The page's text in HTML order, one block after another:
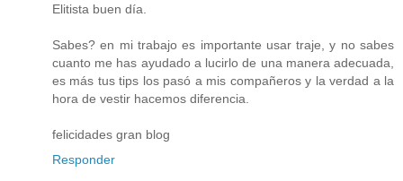
Elitista buen día.
Sabes? en mi trabajo es importante usar traje, y no sabes
cuanto me has ayudado a lucirlo de una manera adecuada,
es más tus tips los pasó a mis compañeros y la verdad a la
hora de vestir hacemos diferencia.
felicidades gran blog
Responder